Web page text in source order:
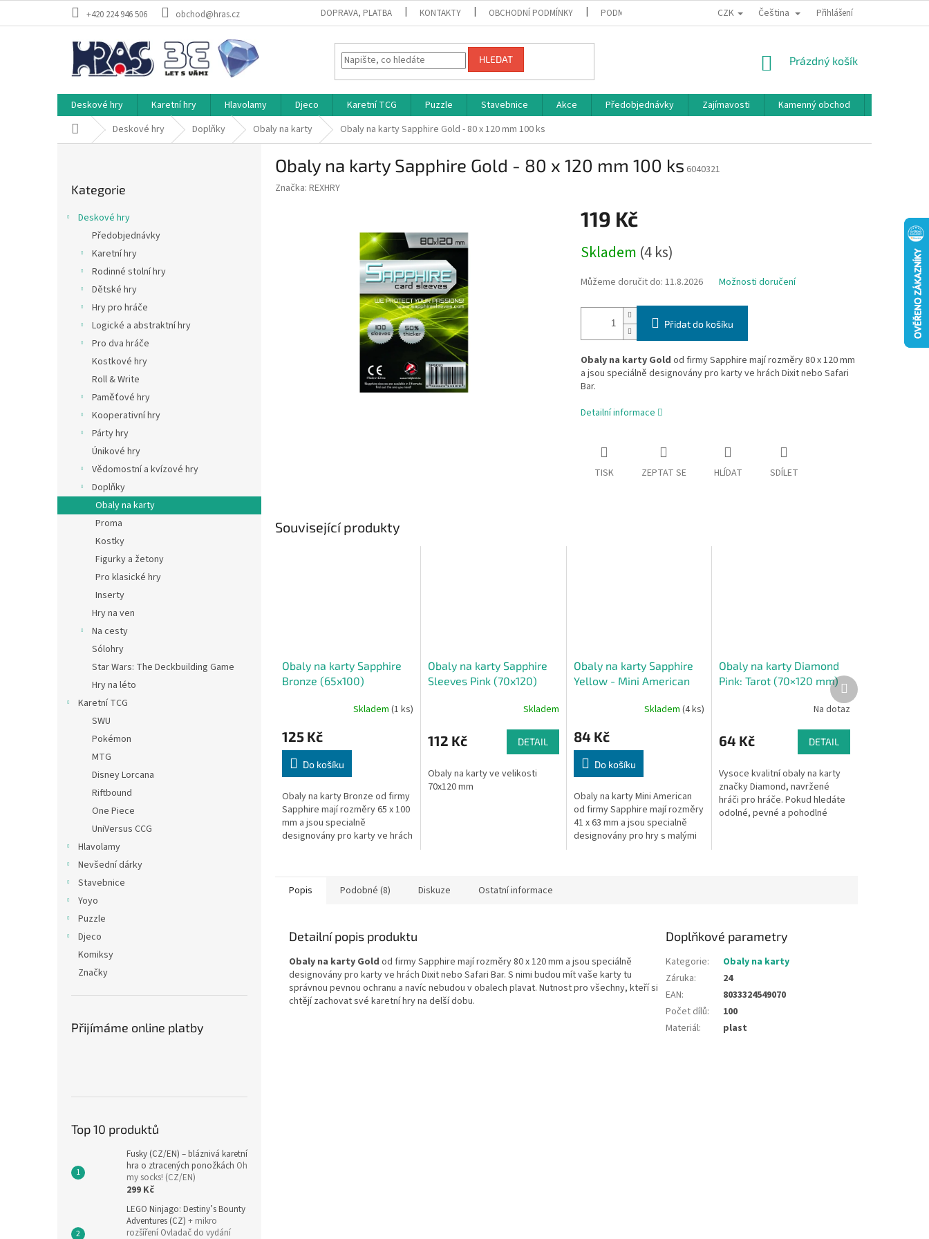
+420 224 946 506 obchod@hras.cz DOPRAVA, PLATBA KONTAKTY OBCHODNÍ PODMÍNKY PODMÍNKY OCHRANY OSOBNÍCH ÚDAJŮ BONUSOVÝ PROGRAM
CZK Čeština Přihlášení
HLEDAT
NÁKUPNÍ
Prázdný košík
Deskové hry Karetní hry Hlavolamy Djeco Karetní TCG Puzzle Stavebnice Akce Předobjednávky Zajímavosti Kamenný obchod
Domů Deskové hry Doplňky Obaly na karty Obaly na karty Sapphire Gold - 80 x 120 mm 100 ks
kategorie
Kategorie
Deskové hry
Předobjednávky
Karetní hry
Rodinné stolní hry
Dětské hry
Hry pro hráče
Logické a abstraktní hry
Pro dva hráče
Kostkové hry
Roll & Write
Paměťové hry
Kooperativní hry
Párty hry
Únikové hry
Vědomostní a kvízové hry
Doplňky
Obaly na karty
Proma
Kostky
Figurky a žetony
Pro klasické hry
Inserty
Hry na ven
Na cesty
Sólohry
Star Wars: The Deckbuilding Game
Hry na léto
Karetní TCG
SWU
Pokémon
MTG
Disney Lorcana
Riftbound
One Piece
UniVersus CCG
Hlavolamy
Nevšední dárky
Stavebnice
Yoyo
Puzzle
Djeco
Komiksy
Značky
Přijímáme online platby
Top 10 produktů
Fusky (CZ/EN) – bláznivá karetní
hra o ztracených ponožkách Oh
my socks! (CZ/EN)
299 Kč
LEGO Ninjago: Destiny’s Bounty
Adventures (CZ) + mikro
rozšíření Ovladač do vydání
Obaly na karty Sapphire Gold - 80 x 120 mm 100 ks 6040321
Značka: REXHRY
119 Kč
cena:
Skladem (4 ks)
Můžeme doručit do: 11.8.2026 Možnosti doručení
Přidat do košíku
Obaly na karty Gold od firmy Sapphire mají rozměry 80 x 120 mm
a jsou speciálně designovány pro karty ve hrách Dixit nebo Safari
Bar.
Detailní informace
TISK ZEPTAT SE HLÍDAT SDÍLET
Související produkty
Obaly na karty Sapphire
Bronze (65x100)
Skladem (1 ks)
125 Kč
Do košíku
Obaly na karty Bronze od firmy
Sapphire mají rozměry 65 x 100
mm a jsou specialně
designovány pro karty ve hrách
Obaly na karty Sapphire
Sleeves Pink (70x120)
Skladem
112 Kč DETAIL
Obaly na karty ve velikosti
70x120 mm
Obaly na karty Sapphire
Yellow - Mini American
Skladem(4 ks)
84 Kč
Do košíku
Obaly na karty Mini American
od firmy Sapphire mají rozměry
41 x 63 mm a jsou specialně
designovány pro hry s malými
Obaly na karty Diamond
Pink: Tarot (70×120 mm)
Na dotaz
64 Kč DETAIL
Vysoce kvalitní obaly na karty
značky Diamond, navržené
hráči pro hráče. Pokud hledáte
odolné, pevné a pohodlné
Další
produkt
Popis Podobné (8) Diskuze Ostatní informace
Detailní popis produktu
Obaly na karty Gold od firmy Sapphire mají rozměry 80 x 120 mm a jsou speciálně
designovány pro karty ve hrách Dixit nebo Safari Bar. S nimi budou mít vaše karty tu
správnou pevnou ochranu a navíc nebudou v obalech plavat. Nutnost pro všechny, kteří si
chtějí zachovat své karetní hry na delší dobu.
Doplňkové parametry
Kategorie:
Obaly na karty
Záruka:
24
EAN:
8033324549070
Počet dílů:
100
Materiál: plast